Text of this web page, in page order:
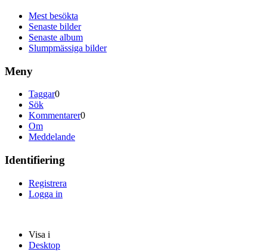
Mest besökta
Senaste bilder
Senaste album
Slumpmässiga bilder
Meny
Taggar0
Sök
Kommentarer0
Om
Meddelande
Identifiering
Registrera
Logga in
Visa i
Desktop